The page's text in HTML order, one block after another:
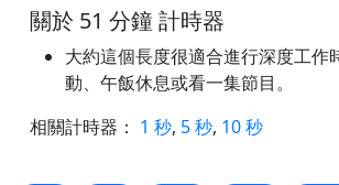
關於 51 分鐘 計時器
大約這個長度很適合進行深度工作
動、午飯休息或看一集節目。
相關計時器： 1 秒, 5 秒, 10 秒